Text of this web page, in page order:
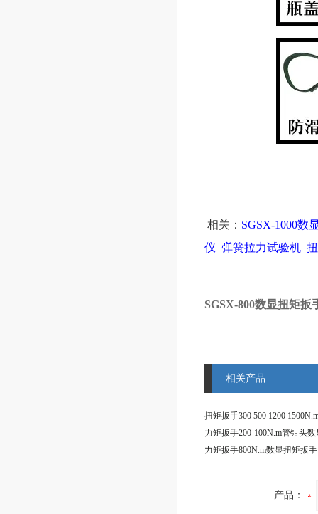
相关： SGSX-1000数
仪 弹簧拉力试验机
SGSX-800数显扭矩扳
相关产品
产品：